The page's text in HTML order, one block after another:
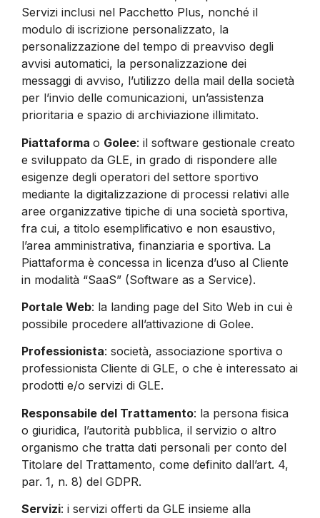
Servizi inclusi nel Pacchetto Plus, nonché il
modulo di iscrizione personalizzato, la
personalizzazione del tempo di preavviso degli
avvisi automatici, la personalizzazione dei
messaggi di avviso, l’utilizzo della mail della società
per l’invio delle comunicazioni, un’assistenza
prioritaria e spazio di archiviazione illimitato.
Piattaforma o Golee: il software gestionale creato
e sviluppato da GLE, in grado di rispondere alle
esigenze degli operatori del settore sportivo
mediante la digitalizzazione di processi relativi alle
aree organizzative tipiche di una società sportiva,
fra cui, a titolo esemplificativo e non esaustivo,
l’area amministrativa, finanziaria e sportiva. La
Piattaforma è concessa in licenza d’uso al Cliente
in modalità “SaaS” (Software as a Service).
Portale Web: la landing page del Sito Web in cui è
possibile procedere all’attivazione di Golee.
Professionista: società, associazione sportiva o
professionista Cliente di GLE, o che è interessato ai
prodotti e/o servizi di GLE.
Responsabile del Trattamento: la persona fisica
o giuridica, l’autorità pubblica, il servizio o altro
organismo che tratta dati personali per conto del
Titolare del Trattamento, come definito dall’art. 4,
par. 1, n. 8) del GDPR.
Servizi: i servizi offerti da GLE insieme alla